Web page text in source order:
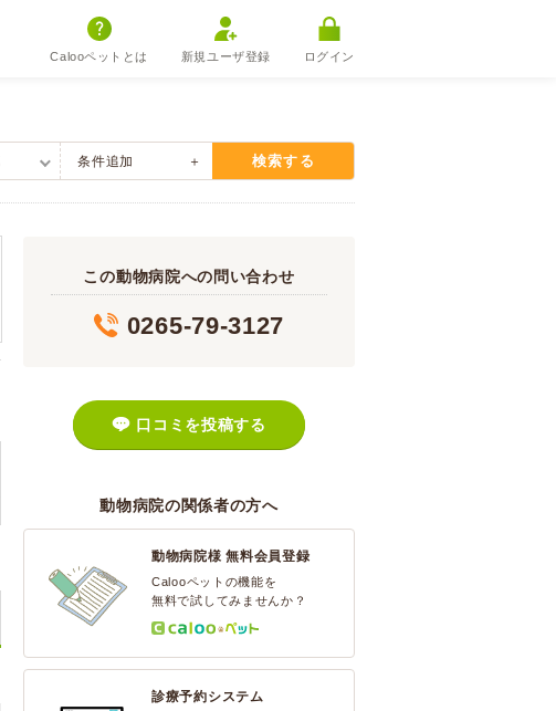
Calooペットとは 新規ユーザ登録 ログイン
条件追加 検索する
この動物病院への問い合わせ
0265-79-3127
口コミを投稿する
動物病院の関係者の方へ
動物病院様 無料会員登録
Calooペットの機能を
無料で試してみませんか？
診療予約システム